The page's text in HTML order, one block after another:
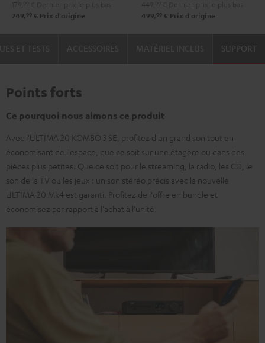
249, 99 € Prix d'origine 499, 99 € Prix d'origine
SUPPORT
Points forts
Ce pourquoi nous aimons ce produit
Avec l'ULTIMA 20 KOMBO 3 SE, profitez d'un grand son tout en
économisant de l'espace, que ce soit sur une étagère ou dans des
pièces plus petites. Que ce soit pour le streaming, la radio, les CD, le
son de la TV ou les jeux : un son stéréo précis avec la nouvelle
ULTIMA 20 Mk4 est garanti. Profitez de l'offre en bundle et
économisez par rapport à l'achat à l'unité.